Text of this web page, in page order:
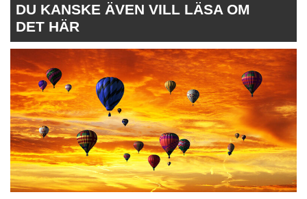
DU KANSKE ÄVEN VILL LÄSA OM
DET HÄR